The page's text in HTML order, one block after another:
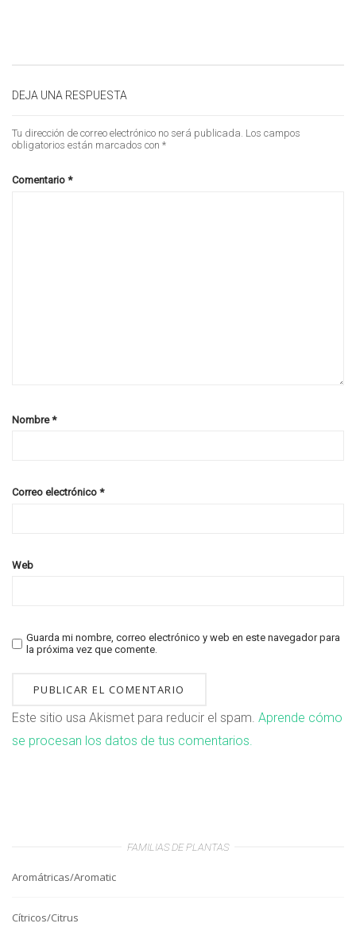
DEJA UNA RESPUESTA
Tu dirección de correo electrónico no será publicada. Los campos
obligatorios están marcados con *
Comentario *
Nombre*
Correo electrónico *
Web
Guarda mi nombre, correo electrónico y web en este navegador para
la próxima vez que comente.
Este sitio usa Akismet para reducir el spam. Aprende cómo
se procesan los datos de tus comentarios.
FAMILIAS DE PLANTAS
Aromátricas/Aromatic
Cítricos/Citrus